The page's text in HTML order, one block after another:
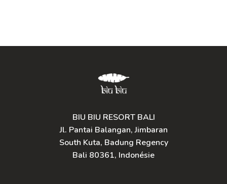
BIU BIU RESORT BALI
Jl. Pantai Balangan, Jimbaran
South Kuta, Badung Regency
Bali 80361, Indonésie